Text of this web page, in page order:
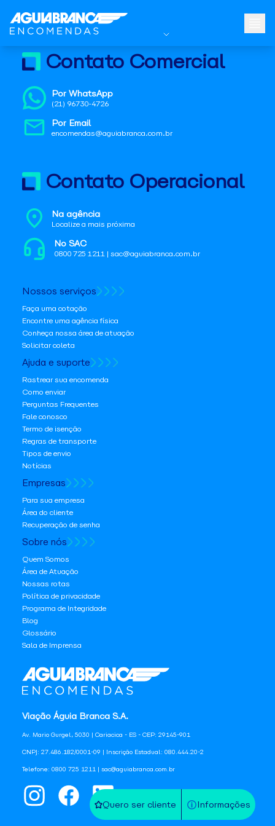
Quero ser cliente Informações
Viação Águia Branca S.A.
Av. Mario Gurgel, 5030 | Cariacica - ES - CEP: 29145-901
CNPJ: 27.486.182/0001-09 | Inscrição Estadual: 080.444.20-2
Telefone: 0800 725 1211 | sac@aguiabranca.com.br
Contato Comercial
Por WhatsApp
(21) 96730-4726
Por Email
encomendas@aguiabranca.com.br
Contato Operacional
Na agência
Localize a mais próxima
No SAC
0800 725 1211 | sac@aguiabranca.com.br
Nossos serviços
Faça uma cotação
Encontre uma agência física
Conheça nossa área de atuação
Solicitar coleta
Ajuda e suporte
Rastrear sua encomenda
Como enviar
Perguntas Frequentes
Fale conosco
Termo de isenção
Regras de transporte
Tipos de envio
Notícias
Empresas
Para sua empresa
Área do cliente
Recuperação de senha
Sobre nós
Quem Somos
Área de Atuação
Nossas rotas
Política de privacidade
Programa de Integridade
Blog
Glossário
Sala de Imprensa